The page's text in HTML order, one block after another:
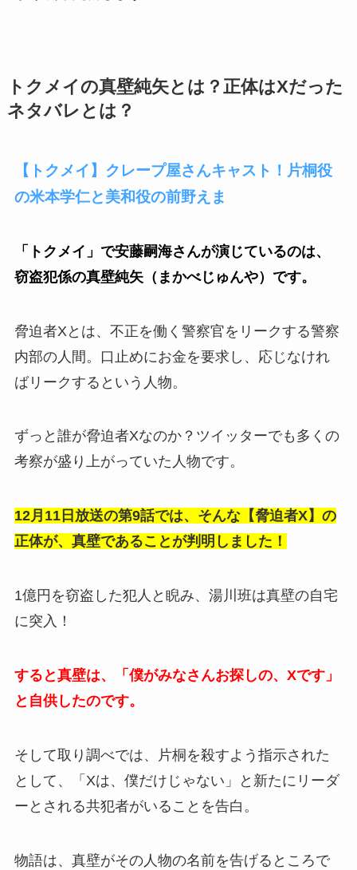
トクメイの真壁純矢とは？正体はXだった
ネタバレとは？
【トクメイ】クレープ屋さんキャスト！片桐役
の米本学仁と美和役の前野えま
「トクメイ」で安藤嗣海さんが演じているのは、
窃盗犯係の真壁純矢（まかべじゅんや）です。
脅迫者Xとは、不正を働く警察官をリークする警察
内部の人間。口止めにお金を要求し、応じなけれ
ばリークするという人物。
ずっと誰が脅迫者Xなのか？ツイッターでも多くの
考察が盛り上がっていた人物です。
12月11日放送の第9話では、そんな【脅迫者X】の
正体が、真壁であることが判明しました！
1億円を窃盗した犯人と睨み、湯川班は真壁の自宅
に突入！
すると真壁は、「僕がみなさんお探しの、Xです」
と自供したのです。
そして取り調べでは、片桐を殺すよう指示された
として、「Xは、僕だけじゃない」と新たにリーダ
ーとされる共犯者がいることを告白。
物語は、真壁がその人物の名前を告げるところで